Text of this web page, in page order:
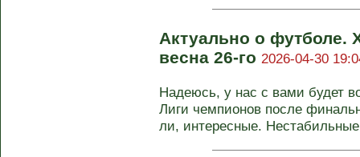
Актуально о футболе.
весна 26-го 2026-04-30
Надеюсь, у нас с вами будет
Лиги чемпионов после
ли, интересные.